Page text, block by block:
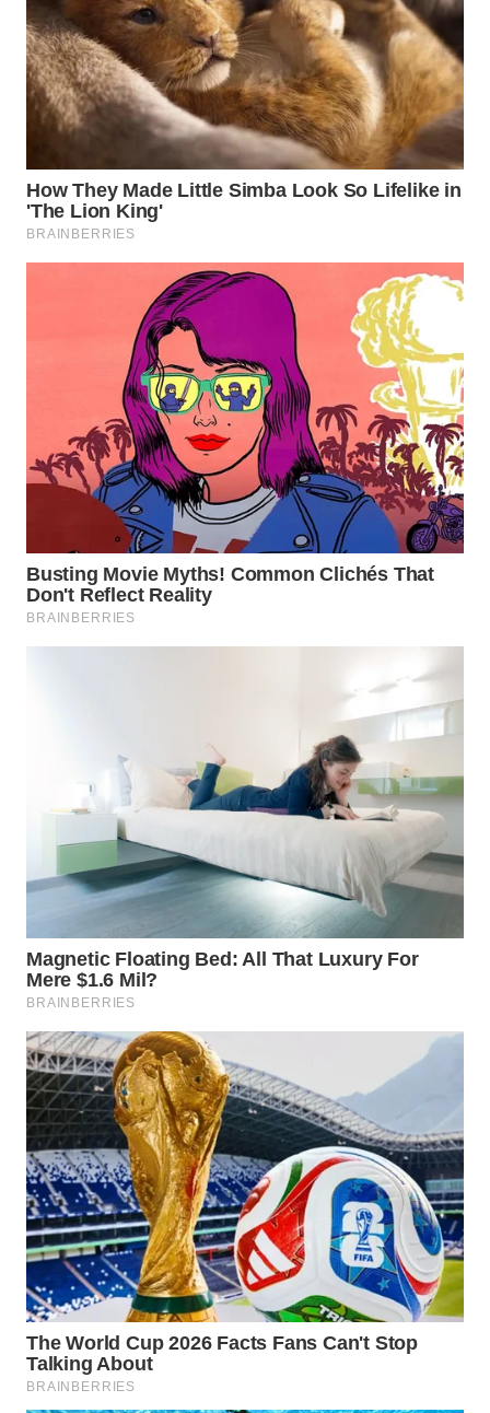
INDRAMAYU
WN
KUNINGAN
WN
MAJALENGKA
PURWAKARTA
WN
PRIANGAN
WN
SEMARANG
BOROBUDUR
WN
SURABAYA
WN
WN
BINTAN
WN
MANDALIKA
WN
LIKUPANG
WN
LABUANBAJO
WN